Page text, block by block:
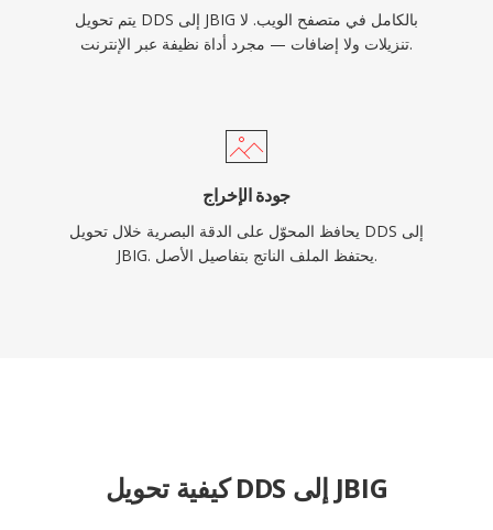
يتم تحويل DDS إلى JBIG بالكامل في متصفح الويب. لا
تنزيلات ولا إضافات — مجرد أداة نظيفة عبر الإنترنت.
جودة الإخراج
يحافظ المحوّل على الدقة البصرية خلال تحويل DDS إلى
JBIG. يحتفظ الملف الناتج بتفاصيل الأصل.
كيفية تحويل DDS إلى JBIG